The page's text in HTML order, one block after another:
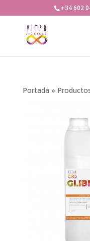
+34 602
Búsqueda
productos
Portada »